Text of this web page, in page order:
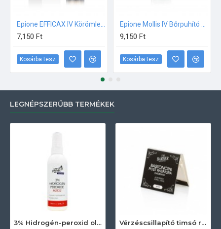
7,150 Ft
Kosárba tesz
9,150 Ft
Kosárba tesz
LEGNÉPSZERŰBB TERMÉKEK
3% Hidrogén-peroxid oldat (sebfertőtlenítő) 100ml
Vérzéscsillapító timsó rúd 20db